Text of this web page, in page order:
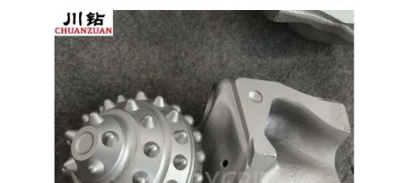
NACHRICHTEN
FORDERN